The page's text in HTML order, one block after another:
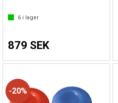
6 i lager
879 SEK
20%